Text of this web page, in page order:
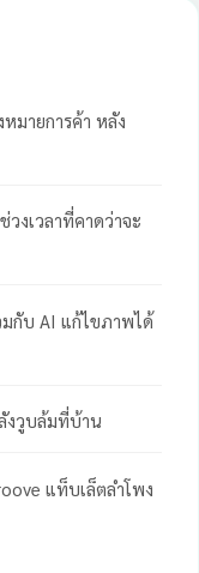
มายการค้า หลัง
งเวลาที่คาดว่าจะ
กับ AI แก้ไขภาพได้
งวูบล้มที่บ้าน
แท็บเล็ตลำโพง